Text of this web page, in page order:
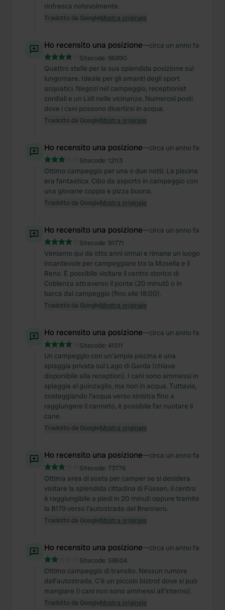
rinfresca notevolmente.
Tradotto da GoogleMostra originale
Ho recensito una posizione—circa un anno fa
Sitecode: 86890
Quattro stelle per la sua splendida posizione sul
lungomare. Ideale per gli amanti degli sport
acquatici. Negozi nel campeggio, receptionist
cordiali e un Lidl nelle vicinanze. Numerosi posti
dove i cani possono divertirsi in acqua.
Tradotto da GoogleMostra originale
Ho recensito una posizione—circa un anno fa
Sitecode: 12113
Ottimo campeggio per una o due notti. La piscina
era fantastica. Cibo da asporto in campeggio con
una giovane coppia e pizza buona.
Tradotto da GoogleMostra originale
Ho recensito una posizione—circa un anno fa
Sitecode: 91771
Veniamo qui da otto anni ormai e rimane un luogo
incantevole per campeggiare tra la Mosella e il
Reno. È possibile visitare il centro storico di
Coblenza attraverso il ponte (20 minuti) o in
barca dal campeggio (fino alle 18:00).
Tradotto da GoogleMostra originale
Ho recensito una posizione—circa un anno fa
Sitecode: 41511
Un campeggio con un'ampia piscina e una
spiaggia privata sul Lago di Garda (chiave
disponibile alla reception). I cani sono ammessi in
spiaggia al guinzaglio, ma non in acqua. Tuttavia,
costeggiando l'acqua verso sinistra fino a
raggiungere il canneto, è possibile far nuotare il
cane.
Tradotto da GoogleMostra originale
Ho recensito una posizione—circa un anno fa
Sitecode: 73776
Ottima area di sosta per camper se si desidera
visitare la splendida cittadina di Füssen. Il centro
è raggiungibile a piedi in 20 minuti oppure tramite
la B179 verso l'autostrada del Brennero.
Tradotto da GoogleMostra originale
Ho recensito una posizione—circa un anno fa
Sitecode: 58604
Ottimo campeggio di transito. Nessun rumore
dall'autostrada. C'è un piccolo bistrot dove si può
mangiare (i cani non sono ammessi all'interno).
Tradotto da GoogleMostra originale